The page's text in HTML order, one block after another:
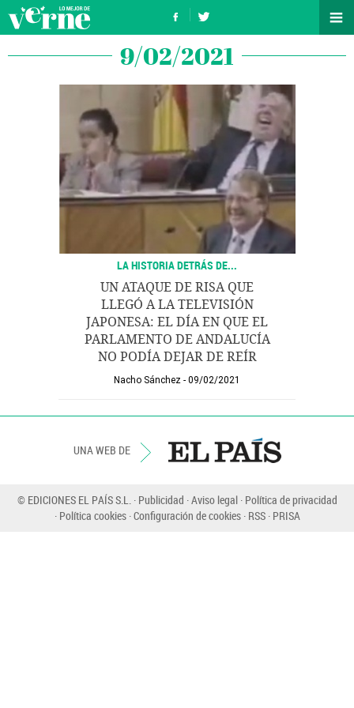
9/02/2021
LA HISTORIA DETRÁS DE...
UN ATAQUE DE RISA QUE
LLEGÓ A LA TELEVISIÓN
JAPONESA: EL DÍA EN QUE EL
PARLAMENTO DE ANDALUCÍA
NO PODÍA DEJAR DE REÍR
Nacho Sánchez 09/02/2021
UNA WEB DE
© EDICIONES EL PAÍS S.L. Publicidad Aviso legal Política de privacidad
Política cookies Configuración de cookies RSS PRISA